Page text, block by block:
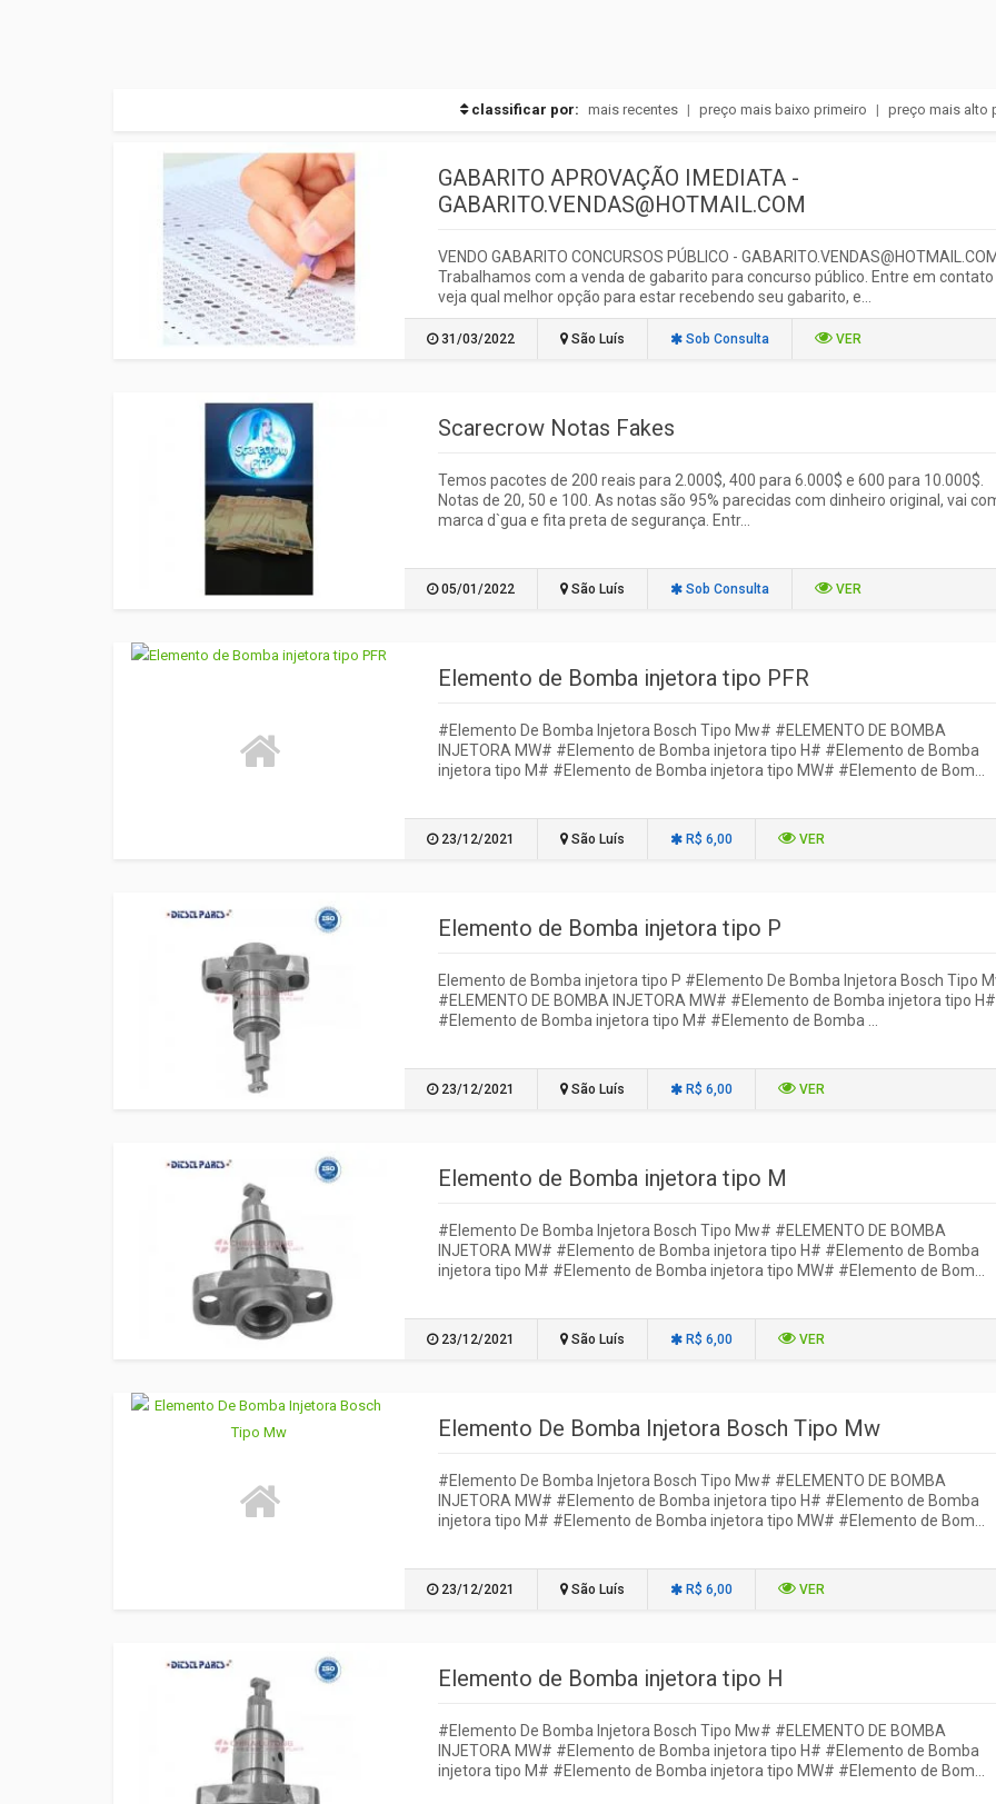
classificar por: mais recentes | preço mais baixo primeiro | preço mais alto
GABARITO APROVAÇÃO IMEDIATA -
GABARITO.VENDAS@HOTMAIL.COM
VENDO GABARITO CONCURSOS PÚBLICO -
Trabalhamos com a venda de gabarito para concurso público. Entre em contato
veja qual melhor opção para estar recebendo seu gabarito, e...
31/03/2022 São Luís Sob Consulta VER
Scarecrow Notas Fakes
Temos pacotes de 200 reais para 2.000$, 400 para 6.000$ e 600 para 10.000$.
Notas de 20, 50 e 100. As notas são 95% parecidas com dinheiro original, vai
marca d`gua e fita preta de segurança. Entr...
05/01/2022 São Luís Sob Consulta VER
Elemento de Bomba injetora tipo PFR
#Elemento De Bomba Injetora Bosch Tipo Mw# #ELEMENTO DE BOMBA
INJETORA MW# #Elemento de Bomba injetora tipo H# #Elemento de Bomba
injetora tipo M# #Elemento de Bomba injetora tipo MW# #Elemento de Bom...
23/12/2021 São Luís R$ 6,00 VER
Elemento de Bomba injetora tipo P
Elemento de Bomba injetora tipo P #Elemento De Bomba Injetora Bosch Tipo
#ELEMENTO DE BOMBA INJETORA MW# #Elemento de Bomba injetora tipo H#
#Elemento de Bomba injetora tipo M# #Elemento de Bomba ...
23/12/2021 São Luís R$ 6,00 VER
Elemento de Bomba injetora tipo M
#Elemento De Bomba Injetora Bosch Tipo Mw# #ELEMENTO DE BOMBA
INJETORA MW# #Elemento de Bomba injetora tipo H# #Elemento de Bomba
injetora tipo M# #Elemento de Bomba injetora tipo MW# #Elemento de Bom...
23/12/2021 São Luís R$ 6,00 VER
Elemento De Bomba Injetora Bosch Tipo Mw
#Elemento De Bomba Injetora Bosch Tipo Mw# #ELEMENTO DE BOMBA
INJETORA MW# #Elemento de Bomba injetora tipo H# #Elemento de Bomba
injetora tipo M# #Elemento de Bomba injetora tipo MW# #Elemento de Bom...
23/12/2021 São Luís R$ 6,00 VER
Elemento de Bomba injetora tipo H
#Elemento De Bomba Injetora Bosch Tipo Mw# #ELEMENTO DE BOMBA
INJETORA MW# #Elemento de Bomba injetora tipo H# #Elemento de Bomba
injetora tipo M# #Elemento de Bomba injetora tipo MW# #Elemento de Bom...